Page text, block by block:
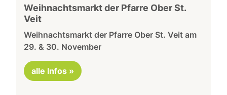
Weihnachtsmarkt der Pfarre Ober St.
Veit
Weihnachtsmarkt der Pfarre Ober St. Veit am
29. & 30. November
alle Infos »